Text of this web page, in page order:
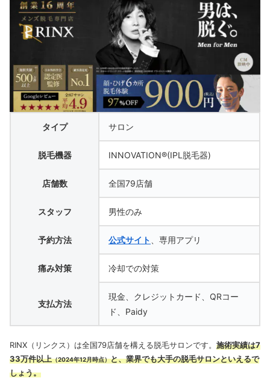
タイプ サロン
脱毛機器 INNOVATION®(IPL脱毛器)
店舗数 全国79店舗
スタッフ 男性のみ
予約方法 公式サイト 、専用アプリ
痛み対策 冷却での対策
支払方法
現金、クレジットカード、QRコー
ド、Paidy
RINX（リンクス）は全国79店舗を構える脱毛サロンです。 施術実績は7
33万件以上（2024年12月時点）と、業界でも大手の脱毛サロンといえるで
しょう。